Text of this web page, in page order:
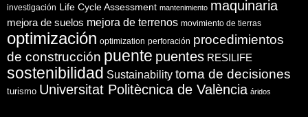
investigación Life Cycle Assessment mantenimiento maquinaria
mejora de suelos mejora de terrenos movimiento de tierras
optimización optimization perforación procedimientos
de construcción puente puentes RESILIFE
sostenibilidad Sustainability toma de decisiones
turismo Universitat Politècnica de València áridos